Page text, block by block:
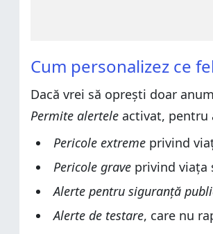
Cum personalizez ce
Dacă vrei să oprești doar
Permite alertele activat, pentru
Pericole extreme privind
Pericole grave privind viața
Alerte pentru siguranță
Alerte de testare, care nu